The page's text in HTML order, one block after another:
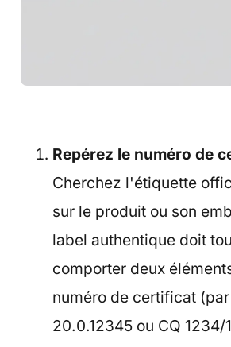
Repérez le numéro de
Cherchez l'étiquette
sur le produit ou son
label authentique doit
comporter deux
numéro de certificat
20.0.12345 ou CQ 1234/